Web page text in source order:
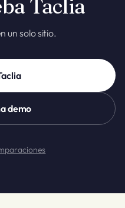
Taclia
un solo sitio.
demo